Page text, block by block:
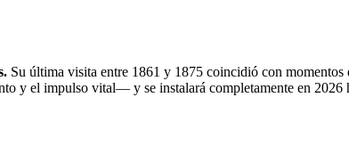
Su última visita entre 1861 y 1875 coincidió con
y el impulso vital— y se instalará completamente en 2026